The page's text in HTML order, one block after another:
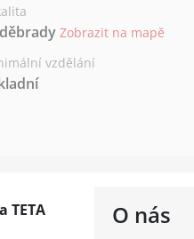
Zobrazit na mapě
vzdělání
O nás
TETA